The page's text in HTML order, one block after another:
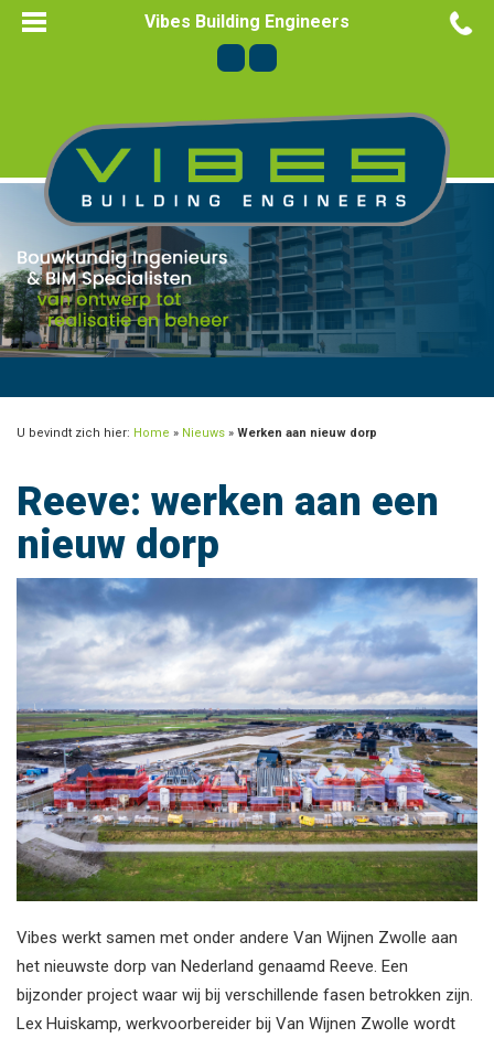
Vibes Building Engineers
U bevindt zich hier: Home » Nieuws » Werken aan nieuw dorp
Reeve: werken aan een
nieuw dorp
Vibes werkt samen met onder andere Van Wijnen Zwolle aan
het nieuwste dorp van Nederland genaamd Reeve. Een
bijzonder project waar wij bij verschillende fasen betrokken zijn.
Lex Huiskamp, werkvoorbereider bij Van Wijnen Zwolle wordt